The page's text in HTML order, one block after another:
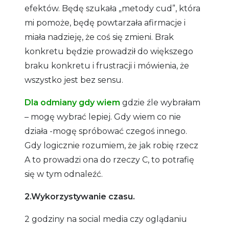
efektów. Będę szukała „metody cud”, która
mi pomoże, będę powtarzała afirmacje i
miała nadzieję, że coś się zmieni. Brak
konkretu będzie prowadził do większego
braku konkretu i frustracji i mówienia, że
wszystko jest bez sensu.
Dla odmiany gdy wiem gdzie źle wybrałam
– mogę wybrać lepiej. Gdy wiem co nie
działa -mogę spróbować czegoś innego.
Gdy logicznie rozumiem, że jak robię rzecz
A to prowadzi ona do rzeczy C, to potrafię
się w tym odnaleźć.
2.Wykorzystywanie czasu.
2 godziny na social media czy oglądaniu